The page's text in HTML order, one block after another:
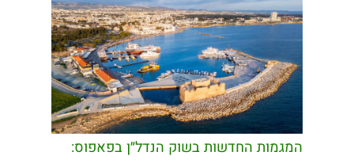
המגמות החדשות בשוק הנדל״ן בפאפוס: